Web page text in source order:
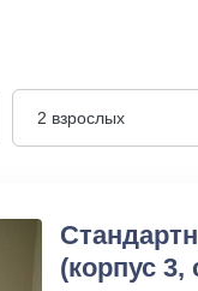
2 взрослых
(корпус